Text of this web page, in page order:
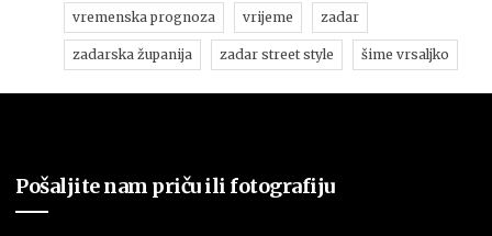
vremenska prognoza vrijeme zadar
zadarska županija zadar street style šime vrsaljko
Pošaljite nam priču ili fotografiju